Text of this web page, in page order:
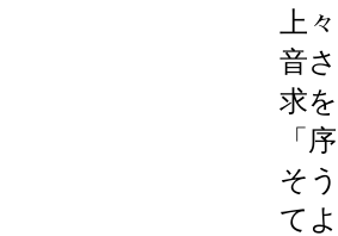
上
音
求
「
そ
て